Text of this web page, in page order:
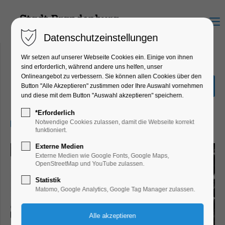
Menu
Oktoberrevolution
Konzert, Musik
05.10.2024, 19:30
Datenschutzeinstellungen
Wir setzen auf unserer Webseite Cookies ein. Einige von ihnen
sind erforderlich, während andere uns helfen, unser
Onlineangebot zu verbessern. Sie können allen Cookies über den
Button "Alle Akzeptieren" zustimmen oder Ihre Auswahl vornehmen
und diese mit dem Button "Auswahl akzeptieren" speichern.
*Erforderlich
Notwendige Cookies zulassen, damit die Webseite korrekt
funktioniert.
Externe Medien
Externe Medien wie Google Fonts, Google Maps,
OpenStreetMap und YouTube zulassen.
Statistik
Matomo, Google Analytics, Google Tag Manager zulassen.